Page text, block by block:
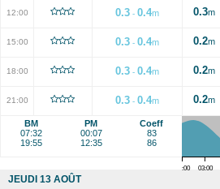
12:00 0.3 -0.4m 0.3m
15:00 0.3 -0.4m 0.2m
18:00 0.3 -0.4m 0.2m
21:00 0.3 -0.4m 0.2m
BM
07:32
19:55
PM
00:07
12:35
Coeff
83
86
00:00 03:00
JEUDI 13 AOÛT